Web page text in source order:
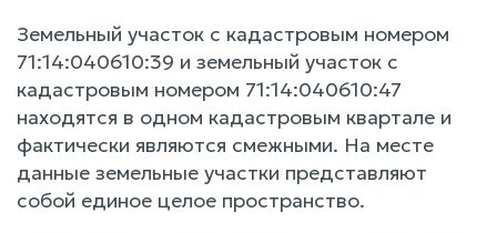
Земельный участок с кадастровым номером
71:14:040610:39 и земельный участок с
кадастровым номером 71:14:040610:47
находятся в одном кадастровым квартале и
фактически являются смежными. На месте
данные земельные участки представляют
собой единое целое пространство.